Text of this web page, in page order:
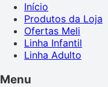
Início
Produtos da Loja
Ofertas Meli
Linha Infantil
Linha Adulto
Menu